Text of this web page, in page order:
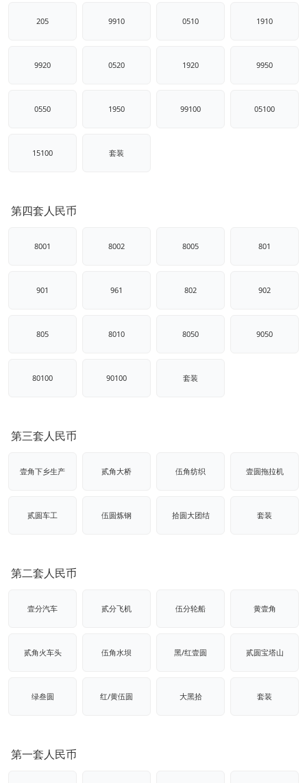
205 9910 0510 1910
9920 0520 1920 9950
0550 1950 99100 05100
15100 套装
第四套人民币
8001 8002 8005 801
901 961 802 902
805 8010 8050 9050
80100 90100 套装
第三套人民币
壹角下乡生产 贰角大桥 伍角纺织 壹圆拖拉机
贰圆车工 伍圆炼钢 拾圆大团结 套装
第二套人民币
壹分汽车 贰分飞机 伍分轮船 黄壹角
贰角火车头 伍角水坝 黑/红壹圆 贰圆宝塔山
绿叁圆 红/黄伍圆 大黑拾 套装
第一套人民币